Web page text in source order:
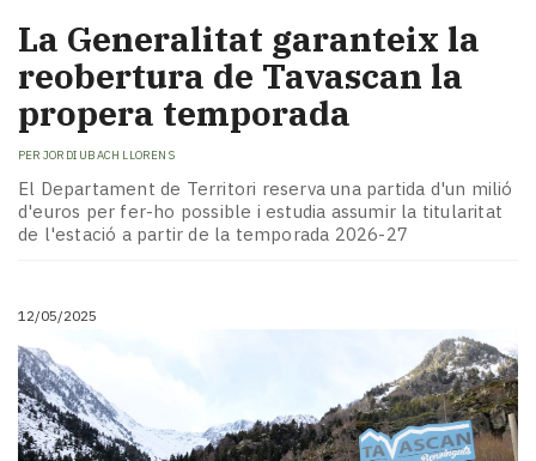
La Generalitat garanteix la
reobertura de Tavascan la
propera temporada
PER JORDI UBACH LLORENS
El Departament de Territori reserva una partida d'un milió
d'euros per fer-ho possible i estudia assumir la titularitat
de l'estació a partir de la temporada 2026-27
12/05/2025